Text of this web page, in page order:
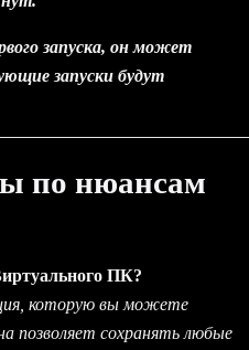
запуска, он может
запуски будут
по нюансам
ПК?
которую вы можете
позволяет сохранять любые